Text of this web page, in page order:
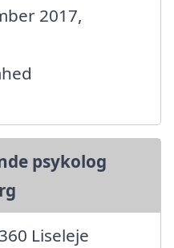
2017,
psykolog
Liseleje